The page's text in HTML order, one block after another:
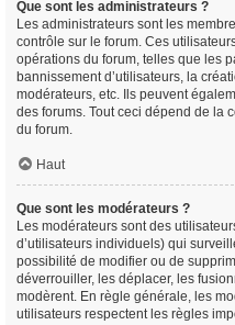
Que sont les administrateurs ?
Les administrateurs sont les
contrôle sur le forum. Ces
opérations du forum, telles que les
bannissement d’utilisateurs, la
modérateurs, etc. Ils peuvent
des forums. Tout ceci dépend de la
du forum.
Haut
Que sont les modérateurs ?
Les modérateurs sont des
d’utilisateurs individuels) qui
possibilité de modifier ou de
déverrouiller, les déplacer, les
modèrent. En règle générale, les
utilisateurs respectent les règles